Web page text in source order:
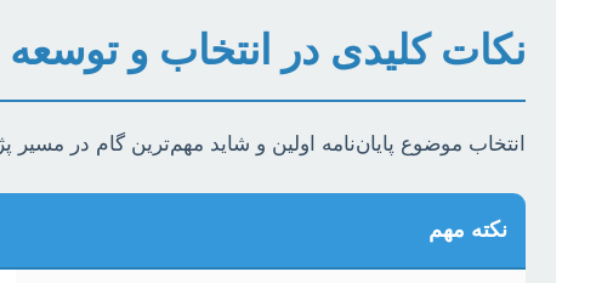
نکات کلیدی در انتخاب و توسعه
انتخاب موضوع پایان‌نامه اولین و شاید مهم‌ترین گام در
نکته مهم